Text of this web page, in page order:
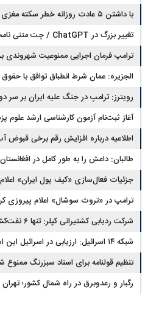
با داشتن ۵ عادت روزانه خطر سکته مغزی را از خود دور کنید
تغییر بزرگ در ChatGPT / چت متنی نامحدود و رایگان
ترامپ فرمان اجرایی ممنوعیت شهروندی
امضا کرد
الجزیره: عمان شرط انطباق توافق با
کرد و ایران پذیرفت
رویترز: ترامپ در جنگ علیه ایران بر سر
افتاده است
آغاز ثبت‌نام‌ آزمون کارشناسی ارشد علوم
اطلاعیه درباره افزایش رقم برخی قبوض
طالبان: داعش را به طور کامل در
جزئیات فعال‌سازی «کیف پول ایران»
ترامپ در «تروث سوشال» اعلام پیروزی
شرکت ردیابی
این هفته از تنگه هرمز خارج شدند
شبکه ۱۴ اسرائیل: ارزیابی در اسرائیل
مسیر توافق با ایران قرار دارد
تنظیم قولنامه برای اسناد سبزرنگ ممنوع
رگبار و رعدوبرق در راه شمال کشور؛